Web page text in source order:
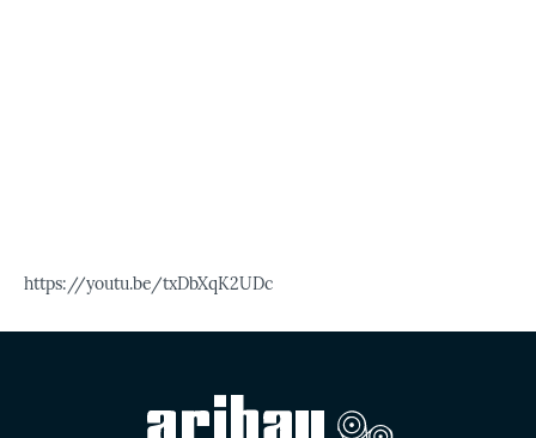
https://youtu.be/txDbXqK2UDc